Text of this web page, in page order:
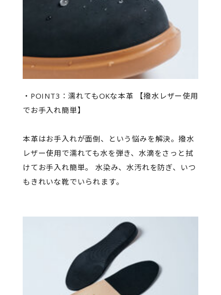
・POINT3：濡れてもOKな本革 【撥水レザー使用
でお手入れ簡単】
本革はお手入れが面倒、という悩みを解決。撥水
レザー使用で濡れても水を弾き、水滴をさっと拭
けてお手入れ簡単。 水染み、水汚れを防ぎ、いつ
もきれいな靴でいられます。